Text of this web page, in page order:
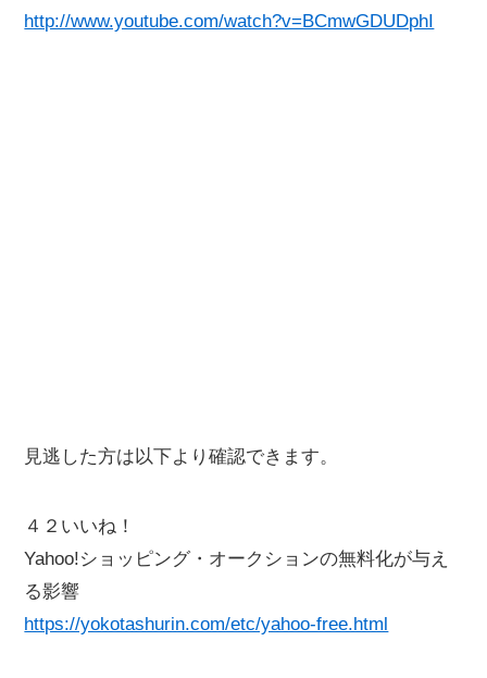
http://www.youtube.com/watch?v=BCmwGDUDphI
見逃した方は以下より確認できます。
４２いいね！
Yahoo!ショッピング・オークションの無料化が与え
る影響
https://yokotashurin.com/etc/yahoo-free.html